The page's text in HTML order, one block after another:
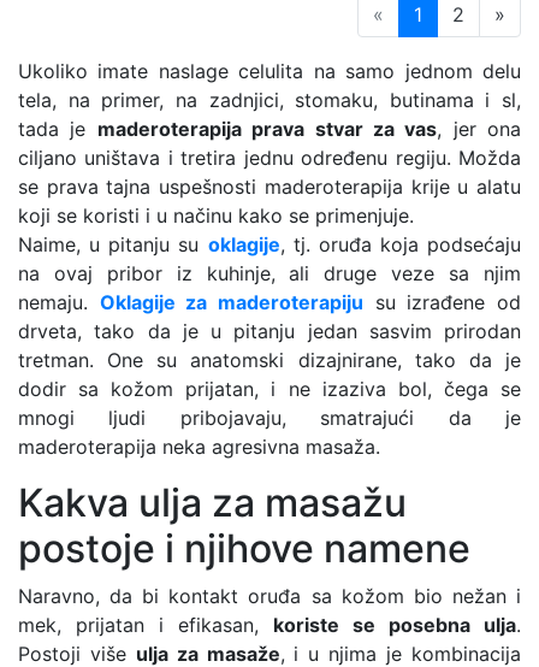
« 1 2 »
Ukoliko imate naslage celulita na samo jednom delu
tela, na primer, na zadnjici, stomaku, butinama i sl,
tada je maderoterapija prava stvar za vas, jer ona
ciljano uništava i tretira jednu određenu regiju. Možda
se prava tajna uspešnosti maderoterapija krije u alatu
koji se koristi i u načinu kako se primenjuje.
Naime, u pitanju su oklagije, tj. oruđa koja podsećaju
na ovaj pribor iz kuhinje, ali druge veze sa njim
nemaju. Oklagije za maderoterapiju su izrađene od
drveta, tako da je u pitanju jedan sasvim prirodan
tretman. One su anatomski dizajnirane, tako da je
dodir sa kožom prijatan, i ne izaziva bol, čega se
mnogi ljudi pribojavaju, smatrajući da je
maderoterapija neka agresivna masaža.
Kakva ulja za masažu
postoje i njihove namene
Naravno, da bi kontakt oruđa sa kožom bio nežan i
mek, prijatan i efikasan, koriste se posebna ulja.
Postoji više ulja za masaže, i u njima je kombinacija